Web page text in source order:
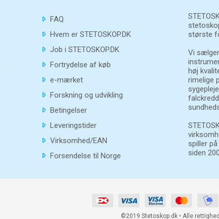
FAQ
Hvem er STETOSKOP.DK
Job i STETOSKOP.DK
Fortrydelse af køb
e-mærket
Forskning og udvikling
Betingelser
Leveringstider
Virksomhed/EAN
Forsendelse til Norge
største
Vi
høj
rimelige
spiller
siden
©2019 Stetoskop.dk • Alle